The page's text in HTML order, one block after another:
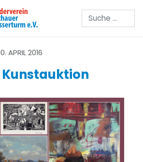
Suchen
APRIL 2016
Kunstauktion